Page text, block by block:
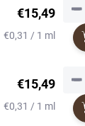
€15,49
Jednotková
€0,31 / 1 ml
−
€15,49
Jednotková
€0,31 / 1 ml
−